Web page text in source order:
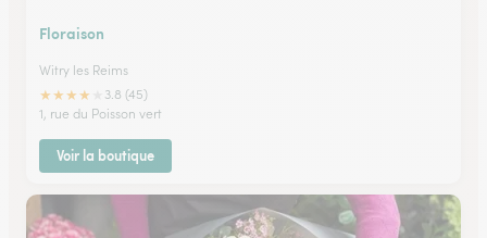
Floraison
Witry les Reims
★★★★
3.8 (45)
1, rue du Poisson vert
Voir la boutique